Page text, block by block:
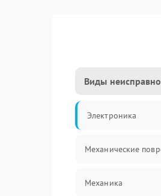
Виды
Электроника
Механические
Механика